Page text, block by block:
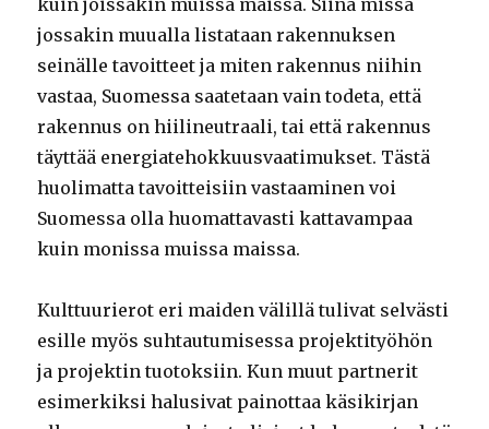
jossakin muualla listataan rakennuksen
seinälle tavoitteet ja miten rakennus niihin
vastaa, Suomessa saatetaan vain todeta, että
rakennus on hiilineutraali, tai että rakennus
täyttää energiatehokkuusvaatimukset. Tästä
huolimatta tavoitteisiin vastaaminen voi
Suomessa olla huomattavasti kattavampaa
kuin monissa muissa maissa.
Kulttuurierot eri maiden välillä tulivat selvästi
esille myös suhtautumisessa projektityöhön
ja projektin tuotoksiin. Kun muut partnerit
esimerkiksi halusivat painottaa käsikirjan